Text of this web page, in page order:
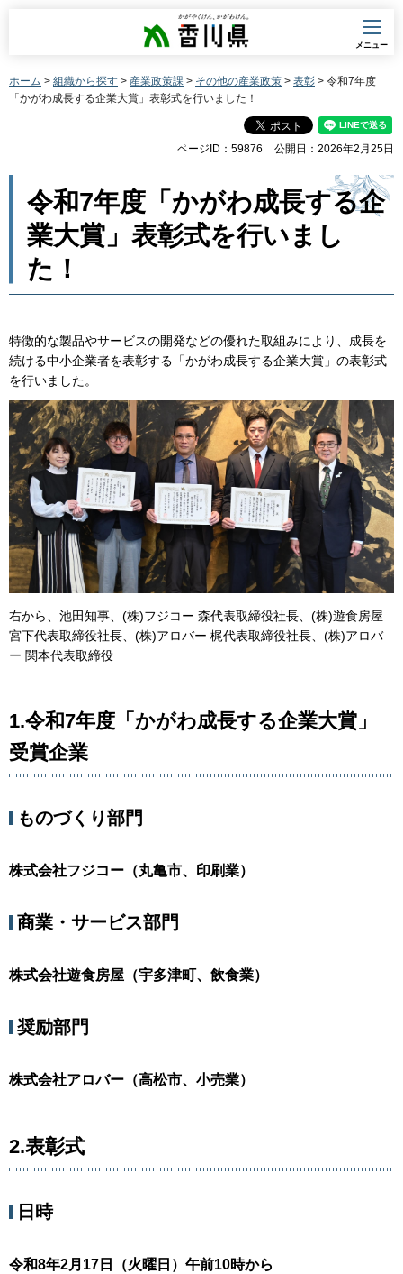
香川県
メニュー
ホーム > 組織から探す > 産業政策課 > その他の産業政策 > 表彰 > 令和7年度
「かがわ成長する企業大賞」表彰式を行いました！
ページID：59876 公開日：2026年2月25日
令和7年度「かがわ成長する企
業大賞」表彰式を行いまし
た！
特徴的な製品やサービスの開発などの優れた取組みにより、成長を
続ける中小企業者を表彰する「かがわ成長する企業大賞」の表彰式
を行いました。
右から、池田知事、(株)フジコー 森代表取締役社長、(株)遊食房屋
宮下代表取締役社長、(株)アロバー 梶代表取締役社長、(株)アロバ
ー 関本代表取締役
1.令和7年度「かがわ成長する企業大賞」
受賞企業
ものづくり部門
株式会社フジコー（丸亀市、印刷業）
商業・サービス部門
株式会社遊食房屋（宇多津町、飲食業）
奨励部門
株式会社アロバー（高松市、小売業）
2.表彰式
日時
令和8年2月17日（火曜日）午前10時から